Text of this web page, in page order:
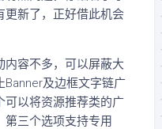
更新了，正好借此机会
容不多，可以屏蔽大
及边框文字链广
可以将资源推荐类的广
第三个选项支持专用